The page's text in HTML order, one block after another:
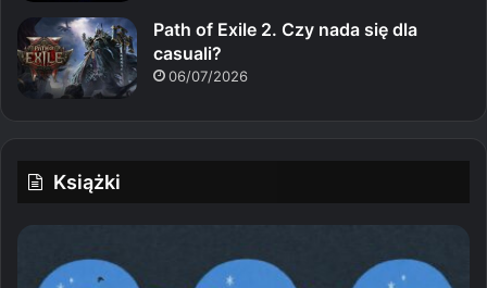
Path of Exile 2. Czy nada się dla
casuali?
06/07/2026
Książki